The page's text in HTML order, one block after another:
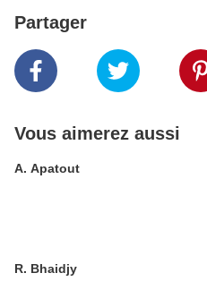
Partager
Vous aimerez aussi
A. Apatout
R. Bhaidjy